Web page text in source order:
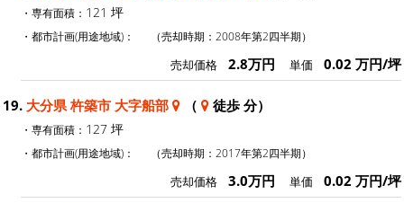
・専有面積： 121 坪
・都市計画(用途地域)： （売却時期：2008年第2四半期）
売却価格 2.8万円 単価 0.02 万円/坪
19. 大分県 杵築市 大字船部 （ 徒歩 分）
・専有面積： 127 坪
・都市計画(用途地域)： （売却時期：2017年第2四半期）
売却価格 3.0万円 単価 0.02 万円/坪